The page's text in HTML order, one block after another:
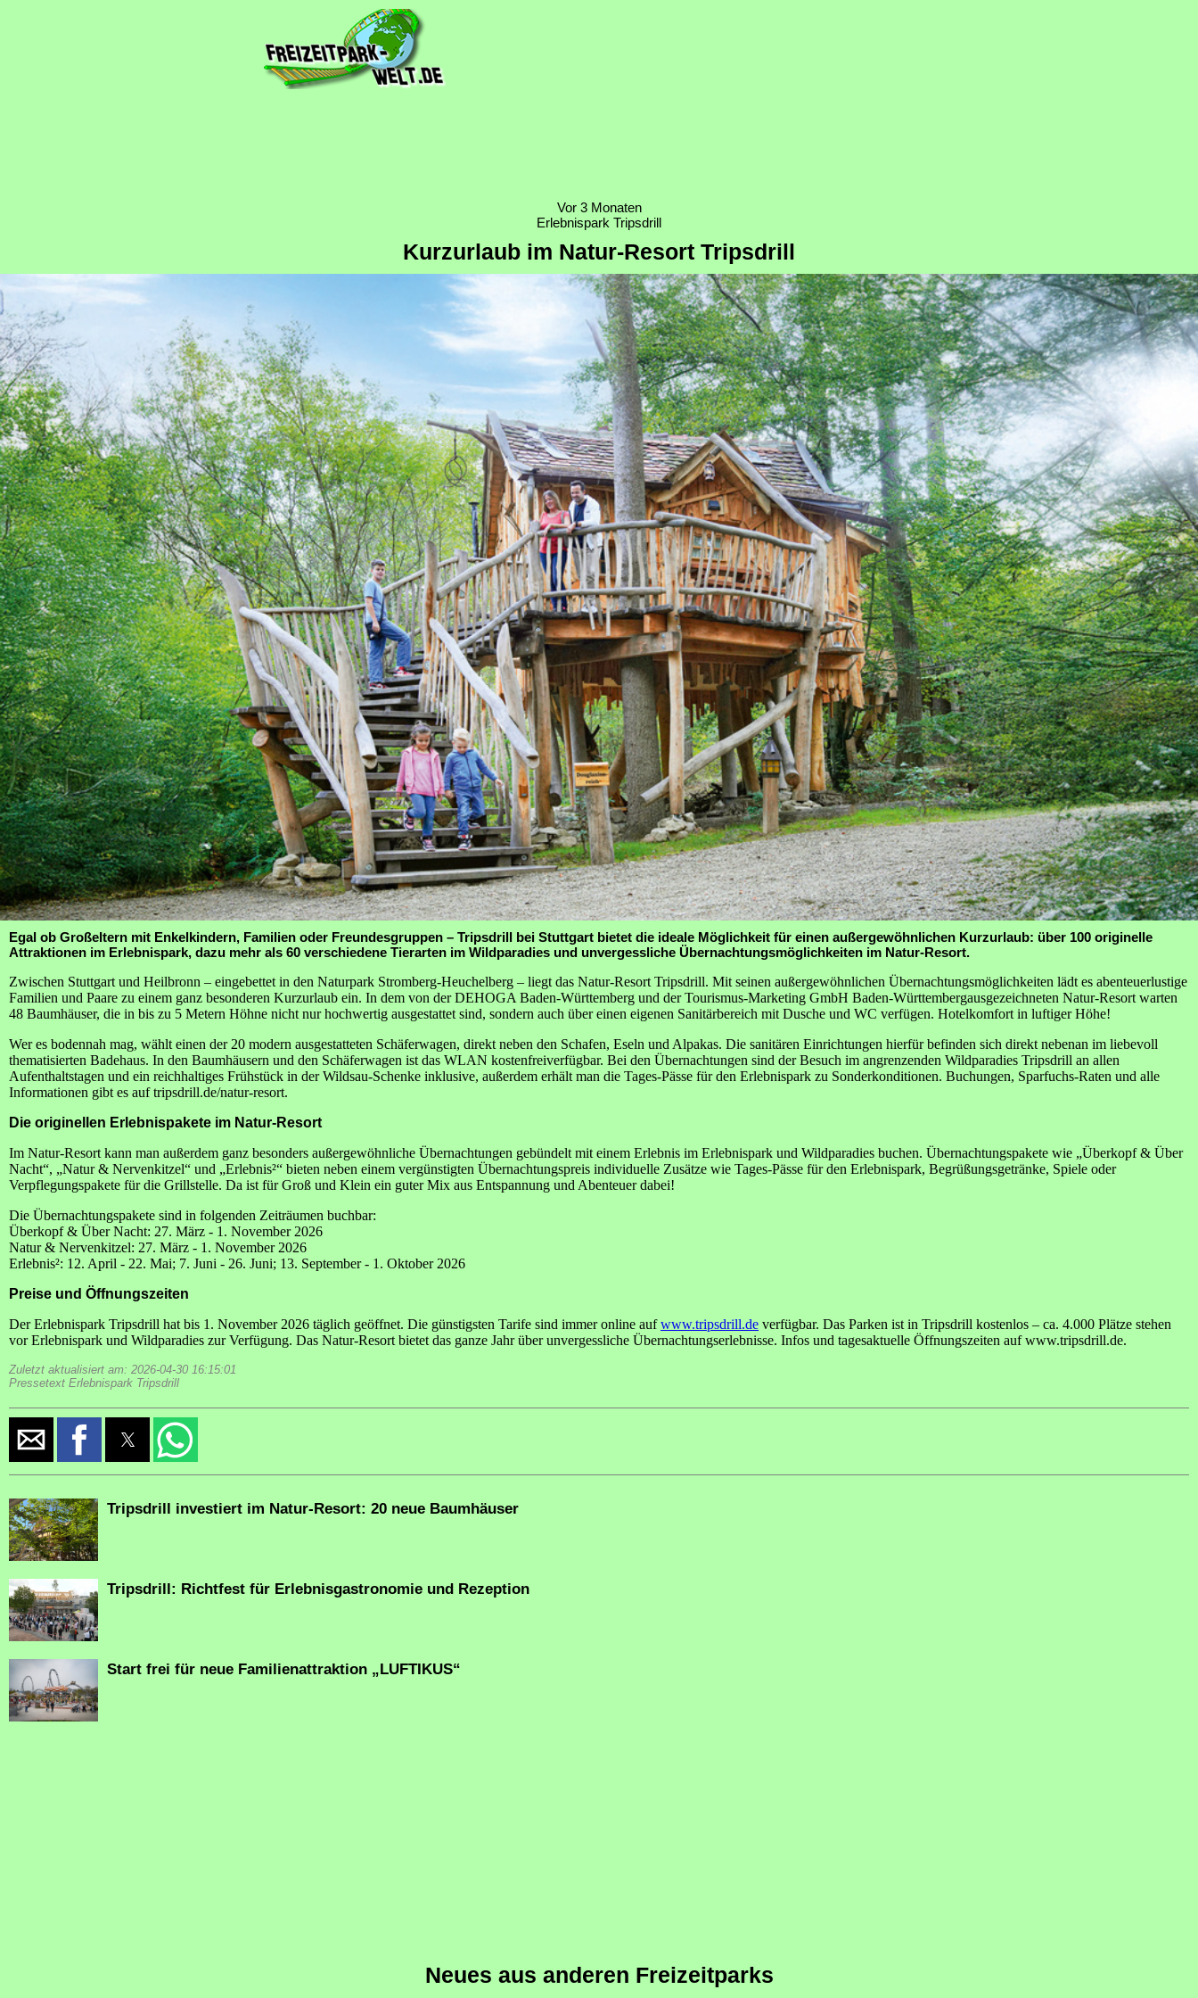
Vor 3 Monaten
Erlebnispark Tripsdrill
Kurzurlaub im Natur-Resort Tripsdrill
Egal ob Großeltern mit Enkelkindern, Familien oder Freundesgruppen – Tripsdrill bei Stuttgart bietet die ideale Möglichkeit für einen außergewöhnlichen Kurzurlaub: über 100 originelle
Attraktionen im Erlebnispark, dazu mehr als 60 verschiedene Tierarten im Wildparadies und unvergessliche Übernachtungsmöglichkeiten im Natur-Resort.
Zwischen Stuttgart und Heilbronn – eingebettet in den Naturpark Stromberg-Heuchelberg – liegt das Natur-Resort Tripsdrill. Mit seinen außergewöhnlichen Übernachtungsmöglichkeiten lädt es abenteuerlustige
Familien und Paare zu einem ganz besonderen Kurzurlaub ein. In dem von der DEHOGA Baden-Württemberg und der Tourismus-Marketing GmbH Baden-Württembergausgezeichneten Natur-Resort warten
48 Baumhäuser, die in bis zu 5 Metern Höhne nicht nur hochwertig ausgestattet sind, sondern auch über einen eigenen Sanitärbereich mit Dusche und WC verfügen. Hotelkomfort in luftiger Höhe!
Wer es bodennah mag, wählt einen der 20 modern ausgestatteten Schäferwagen, direkt neben den Schafen, Eseln und Alpakas. Die sanitären Einrichtungen hierfür befinden sich direkt nebenan im liebevoll
thematisierten Badehaus. In den Baumhäusern und den Schäferwagen ist das WLAN kostenfreiverfügbar. Bei den Übernachtungen sind der Besuch im angrenzenden Wildparadies Tripsdrill an allen
Aufenthaltstagen und ein reichhaltiges Frühstück in der Wildsau-Schenke inklusive, außerdem erhält man die Tages-Pässe für den Erlebnispark zu Sonderkonditionen. Buchungen, Sparfuchs-Raten und alle
Informationen gibt es auf tripsdrill.de/natur-resort.
Die originellen Erlebnispakete im Natur-Resort
Im Natur-Resort kann man außerdem ganz besonders außergewöhnliche Übernachtungen gebündelt mit einem Erlebnis im Erlebnispark und Wildparadies buchen. Übernachtungspakete wie „Überkopf & Über
Nacht“, „Natur & Nervenkitzel“ und „Erlebnis²“ bieten neben einem vergünstigten Übernachtungspreis individuelle Zusätze wie Tages-Pässe für den Erlebnispark, Begrüßungsgetränke, Spiele oder
Verpflegungspakete für die Grillstelle. Da ist für Groß und Klein ein guter Mix aus Entspannung und Abenteuer dabei!
Die Übernachtungspakete sind in folgenden Zeiträumen buchbar:
Überkopf & Über Nacht: 27. März - 1. November 2026
Natur & Nervenkitzel: 27. März - 1. November 2026
Erlebnis²: 12. April - 22. Mai; 7. Juni - 26. Juni; 13. September - 1. Oktober 2026
Preise und Öffnungszeiten
Der Erlebnispark Tripsdrill hat bis 1. November 2026 täglich geöffnet. Die günstigsten Tarife sind immer online aufwww.tripsdrill.de verfügbar. Das Parken ist in Tripsdrill kostenlos – ca. 4.000 Plätze stehen
vor Erlebnispark und Wildparadies zur Verfügung. Das Natur-Resort bietet das ganze Jahr über unvergessliche Übernachtungserlebnisse. Infos und tagesaktuelle Öffnungszeiten auf www.tripsdrill.de.
Zuletzt aktualisiert am: 2026-04-30 16:15:01
Pressetext Erlebnispark Tripsdrill
Tripsdrill investiert im Natur-Resort: 20 neue Baumhäuser
Tripsdrill: Richtfest für Erlebnisgastronomie und Rezeption
Start frei für neue Familienattraktion „LUFTIKUS“
Neues aus anderen Freizeitparks